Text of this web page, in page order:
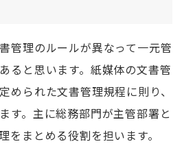
管理のルールが異なって一元管
ると思います。紙媒体の文書管
められた文書管理規程に則り、
す。主に総務部門が主管部署と
をまとめる役割を担います。